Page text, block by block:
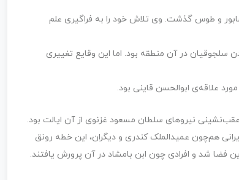
و طوس گذشت. وی تلاش خود را به فراگیری علم
سلجوقیان در آن منطقه بود. اما این وقایع تغییری
علاقه‌ی ابوالحسن قاینی بود.
نیروهای سلطان مسعود غزنوی از آن ایالت بود.
هم‌چون عمیدالملک کندری و دیگران، این خطه رونق
فضا شد و افرادی چون ابن بامشاد در آن پرورش یافتند.